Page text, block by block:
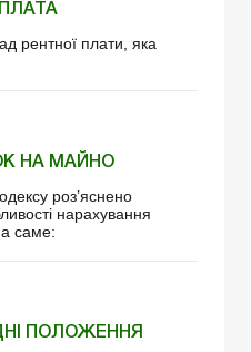
рентної плати, яка
НА МАЙНО
роз’яснено
нарахування
а саме:
ПОЛОЖЕННЯ